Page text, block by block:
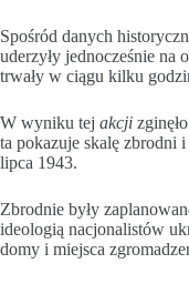
Spośród danych
uderzyły jednocześnie na
trwały w ciągu kilku
W wyniku tej akcji
ta pokazuje skalę zbrodni
lipca 1943.
Zbrodnie były
ideologią nacjonalistów
domy i miejsca